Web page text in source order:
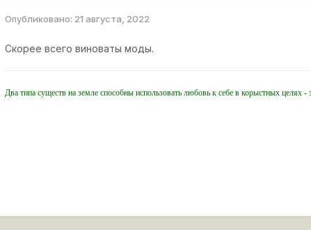
Опубликовано: 21 августа, 2022
Скорее всего виноваты моды.
Два типа существ на земле способны использовать любовь к себе в корыстных целях